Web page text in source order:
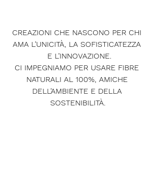
CREAZIONI CHE NASCONO PER CHI
AMA L’UNICITÀ, LA SOFISTICATEZZA
E L’INNOVAZIONE.
CI IMPEGNIAMO PER USARE FIBRE
NATURALI AL 100%, AMICHE
DELL’AMBIENTE E DELLA
SOSTENIBILITÀ.